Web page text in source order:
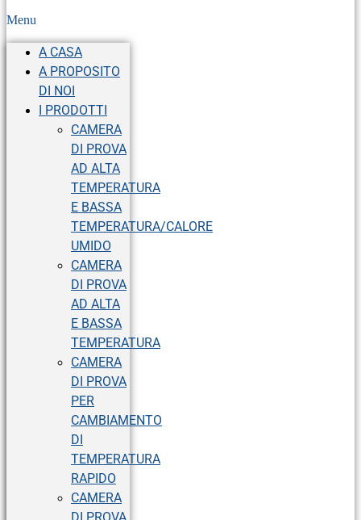
Menu
A CASA
A PROPOSITO
DI NOI
I PRODOTTI
CAMERA
DI PROVA
AD ALTA
TEMPERATURA
E BASSA
TEMPERATURA/CALORE
UMIDO
CAMERA
DI PROVA
AD ALTA
E BASSA
TEMPERATURA
CAMERA
DI PROVA
PER
CAMBIAMENTO
DI
TEMPERATURA
RAPIDO
CAMERA